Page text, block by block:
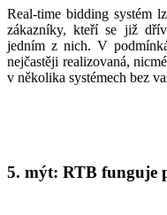
Real-time bidding systém
zákazníky, kteří se již
jedním z nich. V
nejčastěji realizovaná,
v několika systémech bez
5. mýt: RTB funguje